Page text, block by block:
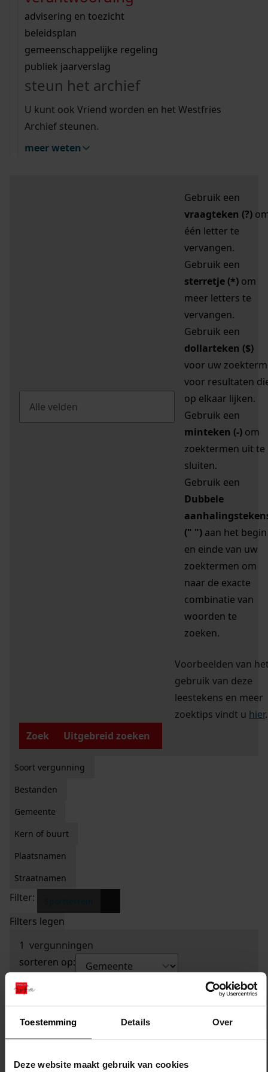
Toestemming Details Over
Deze website maakt gebruik van cookies
bouwvergunningen
omgevingsvergunningen
vergunningen
beeld en geluid
uitleg nodig?
Wij helpen u op weg met een aantal zoektips.
bekijk alle zoektips
Wij helpen u op weg met een aantal zoektips.
bekijk alle zoektips
bekijk ons geschiedenislokaal
advisering en toezicht
beleidsplan
gemeenschappelijke regeling
publiek jaarverslag
steun het archief
U kunt ook Vriend worden en het Westfries
Archief steunen.
meer weten
zoektips
Mijn Studiezaal (inloggen)
uw zoekopdracht te
Gebruik een
vraagteken (?)
één letter te
vervangen.
Gebruik een
sterretje (*) om
meer letters te
vervangen.
Gebruik een
dollarteken ($)
voor uw zoekterm
voor resultaten
op elkaar lijken.
Gebruik een
minteken (-) om
zoektermen uit te
sluiten.
Gebruik een
Dubbele
(" ") aan het begin
en einde van uw
zoektermen om
naar de exacte
combinatie van
woorden te
zoeken.
Voorbeelden van
gebruik van deze
leestekens en meer
zoektips vindt u hier.
Zoek
Uitgebreid zoeken
Soort vergunning
Bestanden
Gemeente
Kern of buurt
Plaatsnamen
Straatnamen
Filter:
Filters legen
1 vergunningen
sorteren op: